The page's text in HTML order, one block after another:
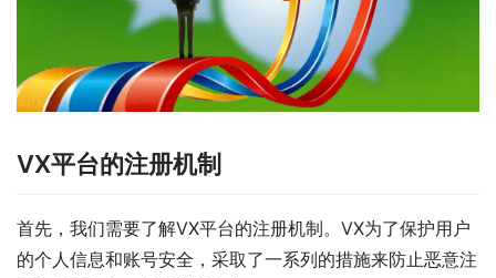
VX平台的注册机制
首先，我们需要了解VX平台的注册机制。VX为了保护用户
的个人信息和账号安全，采取了一系列的措施来防止恶意注